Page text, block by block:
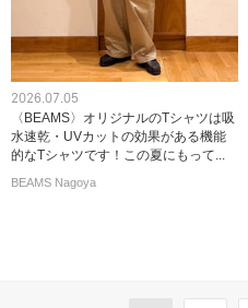
2026.07.05
〈BEAMS〉オリジナルのTシャツは吸
水速乾・UVカットの効果がある機能
的なTシャツです！この夏にもって...
BEAMS Nagoya